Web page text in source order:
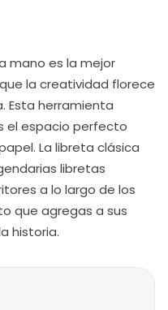
mano es la mejor
la creatividad florece
Esta herramienta
el espacio perfecto
La libreta clásica
libretas
a lo largo de los
que agregas a sus
historia.